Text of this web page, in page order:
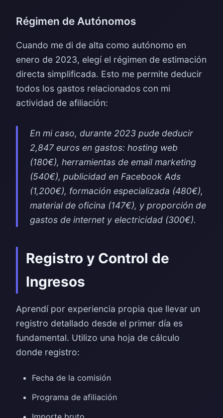
Régimen de Autónomos
Cuando me di de alta como autónomo en
enero de 2023, elegí el régimen de estimación
directa simplificada. Esto me permite deducir
todos los gastos relacionados con mi
actividad de afiliación:
En mi caso, durante 2023 pude deducir
2,847 euros en gastos: hosting web
(180€), herramientas de email marketing
(540€), publicidad en Facebook Ads
(1,200€), formación especializada (480€),
material de oficina (147€), y proporción de
gastos de internet y electricidad (300€).
Registro y Control de
Ingresos
Aprendí por experiencia propia que llevar un
registro detallado desde el primer día es
fundamental. Utilizo una hoja de cálculo
donde registro:
Fecha de la comisión
Programa de afiliación